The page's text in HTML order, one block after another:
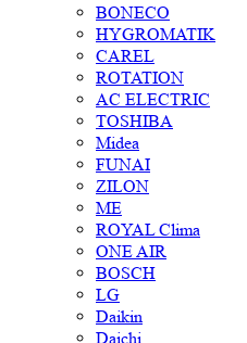
BONECO
HYGROMATIK
CAREL
ROTATION
AC ELECTRIC
TOSHIBA
Midea
FUNAI
ZILON
ME
ROYAL Clima
ONE AIR
BOSCH
LG
Daikin
Daichi